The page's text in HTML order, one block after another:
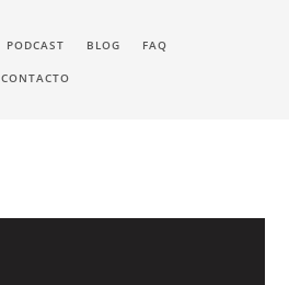
PODCAST BLOG FAQ
CONTACTO